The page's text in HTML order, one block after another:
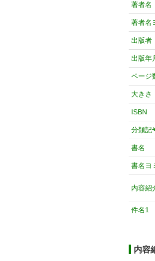
著者名
著者名
出版者
出版年
ページ
大きさ
ISBN
分類記
書名
書名ヨ
内容紹
件名1
内容